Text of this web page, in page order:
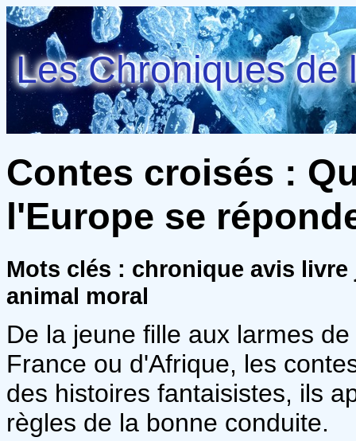
Les Chroniques de
Contes croisés :
l'Europe se
Mots clés : chronique avis
animal moral
De la jeune fille aux larmes
France ou d'Afrique, les
des histoires fantaisistes, ils
règles de la bonne conduite.